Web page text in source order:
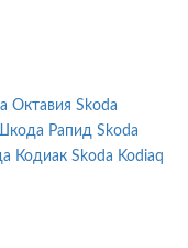
Skoda
Skoda
Skoda Kodiaq